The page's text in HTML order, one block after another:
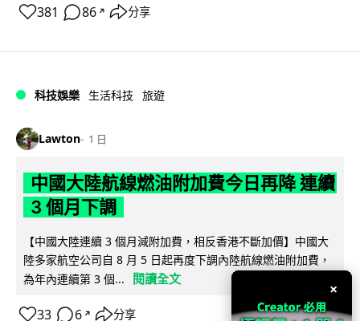
381 86 ↗ 分享
科技娛樂 生活科技 旅遊
Lawton 1 日
中國大陸航線燃油附加費今日再降 連續
3 個月下調
【中國大陸連續 3 個月減附加費，相反香港不斷加價】中國大
陸多家航空公司自 8 月 5 日起再度下調內陸航線燃油附加費，
為年內連續第 3 個...
閱讀全文
33 6 ↗ 分享
×